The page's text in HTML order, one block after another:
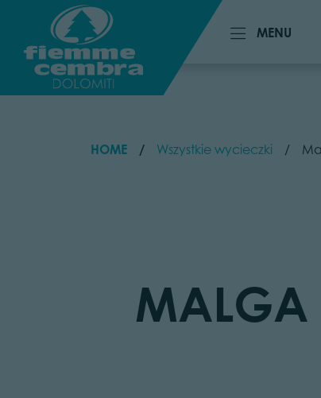
MENU
MENU
HOME Wszystkie wycieczki
MALGA